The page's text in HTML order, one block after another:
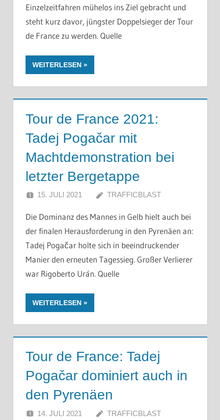
Einzelzeitfahren mühelos ins Ziel gebracht und
steht kurz davor, jüngster Doppelsieger der Tour
de France zu werden. Quelle
WEITERLESEN
Tour de France 2021:
Tadej Pogačar mit
Machtdemonstration bei
letzter Bergetappe
15. JULI 2021 TRAFFICBLAST
Die Dominanz des Mannes in Gelb hielt auch bei
der finalen Herausforderung in den Pyrenäen an:
Tadej Pogačar holte sich in beeindruckender
Manier den erneuten Tagessieg. Großer Verlierer
war Rigoberto Urán. Quelle
WEITERLESEN
Tour de France: Tadej
Pogačar dominiert auch in
den Pyrenäen
14. JULI 2021 TRAFFICBLAST